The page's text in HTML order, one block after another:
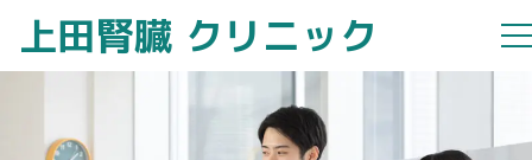
上田腎臓 クリニック